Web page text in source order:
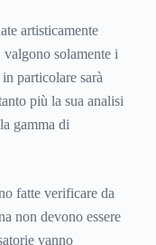
artisticamente
solamente i
in particolare sarà
più la sua analisi
gamma di
fatte verificare da
non devono essere
vanno